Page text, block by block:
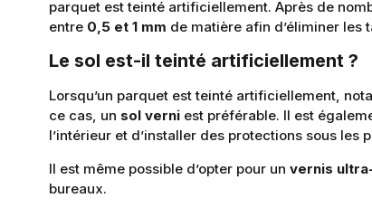
parquet est teinté artificiellement. Après de
entre 0,5 et 1 mm de matière afin d’éliminer les
Le sol est-il teinté artificiellement ?
Lorsqu’un parquet est teinté artificiellement,
ce cas, un sol verniest préférable. Il est
l’intérieur et d’installer des protections sous les
Il est même possible d’opter pour un vernis
bureaux.